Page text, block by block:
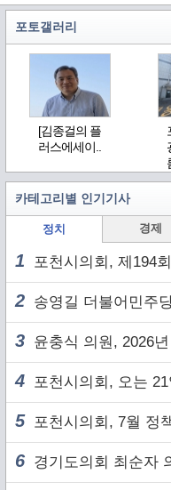
포토갤러리
[김종걸의 플
러스에세이..
카테고리별 인기기사
정치 경제
1 포천시의회, 제194
2 송영길 더불어민주당 당대표 후
3 윤충식 의원, 2026년 제
4 포천시의회, 오는 21
5 포천시의회, 7월 정책
6 경기도의회 최순자 의원,